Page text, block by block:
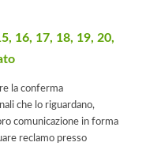
16, 17, 18, 19, 20,
la conferma
che lo riguardano,
comunicazione in forma
reclamo presso